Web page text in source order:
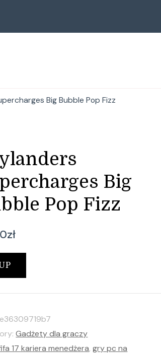
Big Bubble Pop Fizz
Big
Pop Fizz
zł
Gadżety dla graczy
17 kariera menedżera,gry pc na